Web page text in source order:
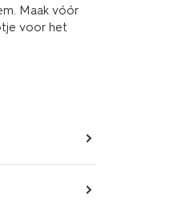
Maak vóór
voor het